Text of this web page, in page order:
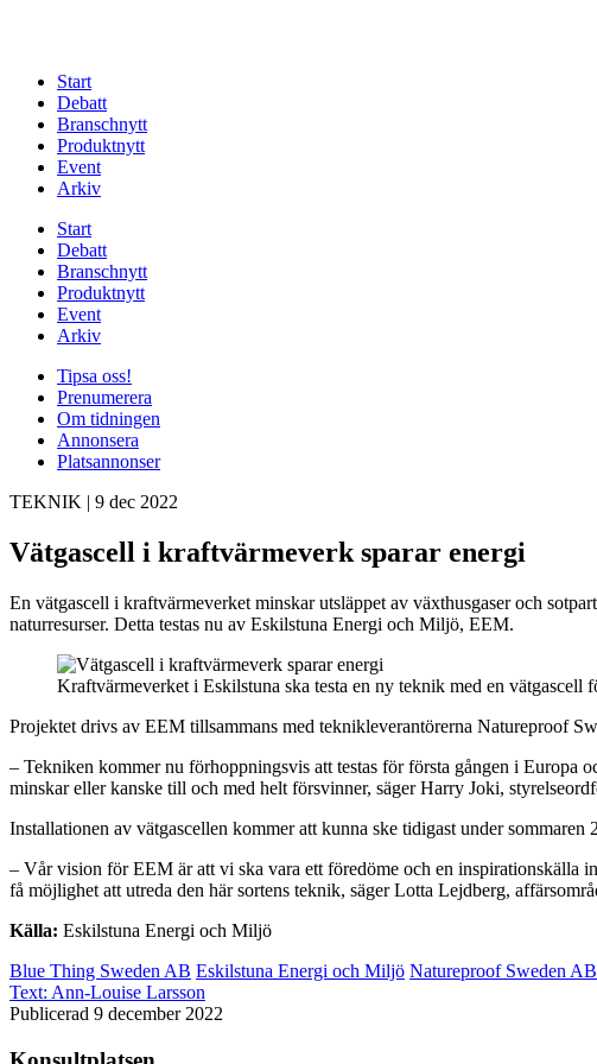
Start
Debatt
Branschnytt
Produktnytt
Event
Arkiv
Start
Debatt
Branschnytt
Produktnytt
Event
Arkiv
Tipsa oss!
Prenumerera
Om tidningen
Annonsera
Platsannonser
TEKNIK | 9 dec 2022
Vätgascell i kraftvärmeverk sparar energi
En vätgascell i kraftvärmeverket minskar utsläppet av växthusgaser och
naturresurser. Detta testas nu av Eskilstuna Energi och Miljö, EEM.
Kraftvärmeverket i Eskilstuna ska testa en ny teknik med en
Projektet drivs av EEM tillsammans med teknikleverantörerna Natureproof
– Tekniken kommer nu förhoppningsvis att testas för första gången i Europa
minskar eller kanske till och med helt försvinner, säger Harry Joki,
Installationen av vätgascellen kommer att kunna ske tidigast under
– Vår vision för EEM är att vi ska vara ett föredöme och en inspirationskälla
få möjlighet att utreda den här sortens teknik, säger Lotta Lejdberg,
Källa: Eskilstuna Energi och Miljö
Blue Thing Sweden AB Eskilstuna Energi och Miljö Natureproof Sweden AB
Text: Ann-Louise Larsson
Publicerad 9 december 2022